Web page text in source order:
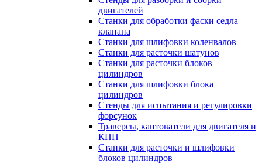
двигателей
Станки для обработки фаски седла
клапана
Станки для шлифовки коленвалов
Станки для расточки шатунов
Станки для расточки блоков
цилиндров
Станки для шлифовки блока
цилиндров
Стенды для испытания и регулировки
форсунок
Траверсы, кантователи для двигателя и
КПП
Станки для расточки и шлифовки
блоков цилиндров